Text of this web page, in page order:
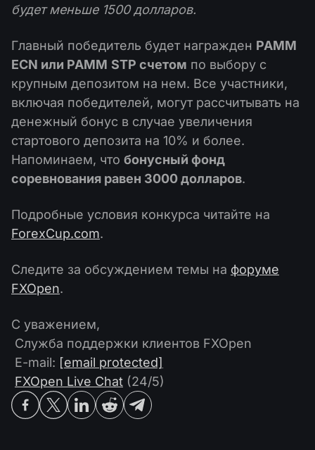
будет меньше 1500 долларов.
Главный победитель будет награжден PAMM
ECN или PAMM STP счетом по выбору с
крупным депозитом на нем. Все участники,
включая победителей, могут рассчитывать на
денежный бонус в случае увеличения
стартового депозита на 10% и более.
Напоминаем, что бонусный фонд
соревнования равен 3000 долларов.
Подробные условия конкурса читайте на
ForexCup.com.
Следите за обсуждением темы на форуме
FXOpen.
С уважением,
Служба поддержки клиентов FXOpen
E-mail: [email protected]
FXOpen Live Chat (24/5)